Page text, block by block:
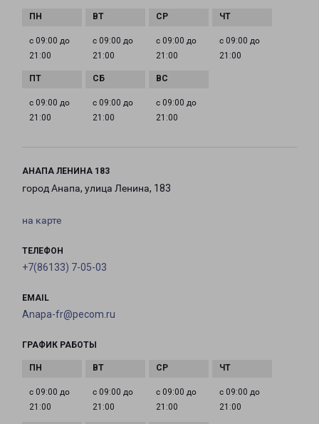
с 09:00 до
21:00
с 09:00 до
21:00
с 09:00 до
21:00
с 09:00 до
21:00
с 09:00 до
21:00
с 09:00 до
21:00
с 09:00 до
21:00
АНАПА ЛЕНИНА 183
город Анапа, улица Ленина, 183
на карте
ТЕЛЕФОН
+7(86133) 7-05-03
EMAIL
Anapa-fr@pecom.ru
ГРАФИК РАБОТЫ
с 09:00 до
21:00
с 09:00 до
21:00
с 09:00 до
21:00
с 09:00 до
21:00